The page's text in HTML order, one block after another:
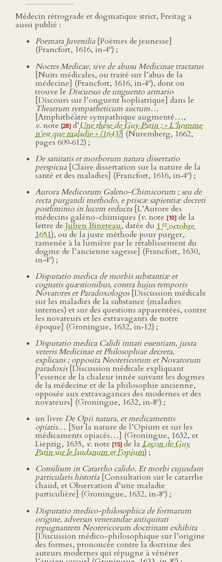
Médecin rétrograde et dogmatique strict, Freitag a
aussi publié :
Poemata Juvenilia [Poèmes de jeunesse]
(Francfort, 1616, in‑4o) ;
Noctes Medicae, sive de abusu Medicinae tractatus
[Nuits médicales, ou traité sur l’abus de la
médecine] (Francfort, 1616, in‑4o), dont on
trouve le Discursus de unguento armario
[Discours sur l’onguent hopliatrique] dans le
Theatrum sympatheticum auctum…
[Amphithéâtre sympathique augmenté…,
v. note [28] d’Une thèse de Guy Patin : « L’homme
n’est que maladie » (1643)] (Nuremberg, 1662,
pages 609‑612) ;
De sanitatis et morborum natura dissertatio
perspicua [Claire dissertation sur la nature de la
santé et des maladies] (Francfort, 1616, in‑4o) ;
Aurora Medicorum Galeno-Chimicorum ; seu de
recta purgandi methodo, e priscæ sapientiæ decreti
postliminio in lucem reducta [L’Aurore des
médecins galéno-chimiques (v. note [10] de la
lettre de Julien Bineteau, datée du 1eroctobre
1651), ou de la juste méthode pour purger,
ramenée à la lumière par le rétablissement du
dogme de l’ancienne sagesse] (Francfort, 1630,
in‑4o) ;
Disputatio medica de morbis substantiæ et
cognatis quæstionibus, contra hujus temporis
Novatores et Paradoxologos[Discussion médicale
sur les maladies de la substance (maladies
internes) et sur des questions apparentées, contre
les novateurs et les extravagants de notre
époque] (Groningue, 1632, in‑12) ;
Disputatio medica Calidi innati essentiam, juxta
veteris Medicinae et Philosophiae decreta,
explicans ; opposita Neotericorum et Novatorum
paradoxis[Discussion médicale expliquant
l’essence de la chaleur innée suivant les dogmes
de la médecine et de la philosophie ancienne,
opposée aux extravagances des modernes et des
novateurs] (Groningue, 1632, in‑8o) ;
un livre De Opii natura, et medicamentis
opiatis… [Sur la nature de l’Opium et sur les
médicaments opiacés…] (Groningue, 1632, et
Liepzig, 1635, v. note [15] de la Leçon de Guy
Patin sur le laudanum et l’opium) ;
Consilium in Catarrho calido. Et morbi cujusdam
particularis historia [Consultation sur le catarrhe
chaud, et Observation d’une maladie
particulière] (Groningue, 1632, in‑8o) ;
Disputatio medico-philosophica de formarum
origine, adversus venerandae antiquitati
repugnantem Neotericorum doctrinam exhibita
[Discussion médico-philosophique sur l’origine
des formes, prononcée contre la doctrine des
auteurs modernes qui répugne à vénérer
o